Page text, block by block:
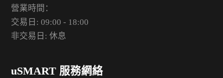
營業時間：
交易日: 09:00 - 18:00
非交易日: 休息
uSMART 服務網絡